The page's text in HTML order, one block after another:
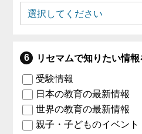
リセマムで知りたい情報
受験情報
日本の教育の最新情報
世界の教育の最新情報
親子・子どものイベント